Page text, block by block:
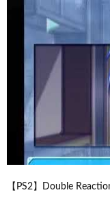
【PS2】Double